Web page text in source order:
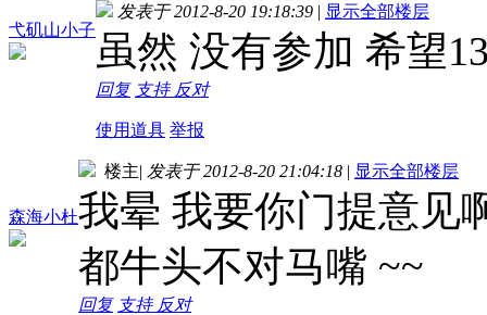
弋矶山小子
发表于 2012-8-20 19:18:39 | 显示全部楼层
虽然 没有参加 希望
回复 支持 反对
使用道具 举报
森海小杜
楼主| 发表于 2012-8-20 21:04:18 | 显示全部楼层
我晕 我要你门提意见
都牛头不对马嘴 ~~
回复 支持 反对